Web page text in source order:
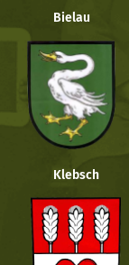
Bielau
Klebsch